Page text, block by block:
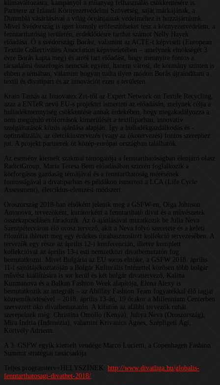
klímaváltozásra, kampányol a műanyag felhasználás csökkentésére is.
Partnere az Izlandi Környezetvédelmi Szövetség, saját márkájának, a
Dimmblá vásárlásával a világ óceánjainak védelméhez is hozzájárulunk.
Mivel Svédország is igen komoly erőfeszítéseket tesz a környezetvédelem, a
fenntarthatóság területén, érdeklődésre tarthat számot Nelly Hayek
előadása. Ő a svédországi Boråst, valamint az ACTE-t képviseli (European
Textile Collectivities Association képviseletében – amelynek elnökségét 3
évre Borås kapta meg) és arról tart előadást, hogy mennyire fontos a
társadalmi összefogás nemcsak egyéni, hanem városi, de kormány szinten is
ebben a témában, valamint hogyan tudta ilyen módon Borås újraindítani a
textil és divatipart és az innovációt ezen a területen.
Krain Tamás az Innovatex Zrt-től az Expert Network on Textile Recycling,
azaz a ENTeR nevű EU-s projektet ismerteti az előadásán, melynek célja a
hulladékmennyiség csökkentése annak érdekében, hogy megakadályozza a
nem megújuló erőforrások kimerülését a textiliparban, innovatív
szolgáltatások közös ajánlása alapján. Így a hulladékgazdálkodás és -
optimalizálás, az életciklustervezés (vagy az ökotervezés) fontos szerephez
jut. A projekt partnerek öt közép-európai országban találhatók.
Az esemény kiemelt szakmai támogatója a fenntarthatóságban élenjáró olasz
RadiciGroup, Maria Teresa Betti előadásában szintén foglalkozik a
körforgásos gazdaság témájával és a fenntarthatóság mérésének
fontosságával a divatiparban és példákon ismerteti a LCA (Life Cycle
Assessment), életciklus-elemzési módszert.
Oroszország 2018-ban elsőként jelenik meg a GSFW-en, Olga Johnson
Antonova, tervezőként, kurátorként a fenntartható divat és a művészetek
összekapcsolásén fáradozik. Az ő ajánlásával mutatkozik be Julia Neva
Szentpéterváron élő orosz tervező, akit a Neva folyó szeretete és a keleti
filozófia ihletett meg egy érdekes újrahasznosított kollekció tervezésében. A
tervezők egy része az április 12-i konferencián, illetve komplett
kollekcióval az április 13-i esti nemzetközi divatbemutatón fog
bemutatkozni. Mivel Bulgária az EU soros elnöke, a GSFW 2018. április
11-i sajtótájékoztatóján a Bolgár Kulturális Intézettel közösen több bolgár
művész kiállítására is sor kerül és két bolgár divattervező, Kalina
Kuzmanova és a Balkan Fashion Week alapítója, Elena Alexy is
bemutatkozik az integrált – az Abillity Fashion Team fogyatékkal élő tagjai
közreműködésével – 2018. április 13-án, 19 órakor a Millennium Centerben
szervezett öko divatbemutatón. A kifutón az alábbi tervezők ruhái
szerepelnek még: Christina Omollo (Kenya), Juliya Neva (Oroszország),
Mira Indria (Indonézia), valamint Krivanics Ágnes, Szépligeti Ági,
Körtvély Adrienn.
A 3. GSFW egyik kiemelt vendége Marco Lucietti, a Copenhagen Fashion
Summit stratégiai tanácsadója.
Teljes programterv+HELYSZÍNEK: http://www.divatliga.hu/globalis-
fenntarthatosagi-divathet-2018/